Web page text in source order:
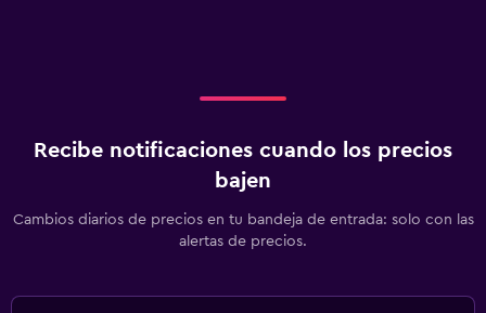
Recibe notificaciones cuando los precios
bajen
Cambios diarios de precios en tu bandeja de entrada: solo con las
alertas de precios.